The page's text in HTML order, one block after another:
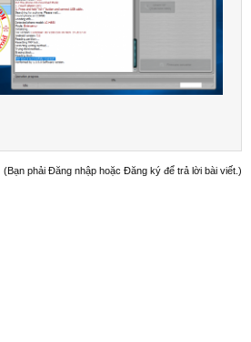
(Bạn phải Đăng nhập hoặc Đăng ký để trả lời bài viết.)